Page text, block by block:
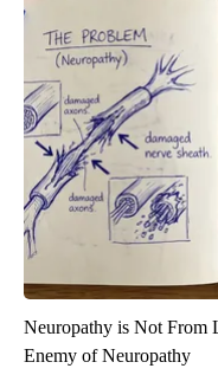
Neuropathy is Not From
Enemy of Neuropathy